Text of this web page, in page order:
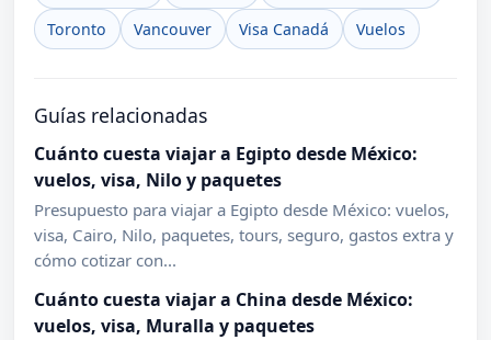
Toronto
Vancouver Visa Canadá Vuelos
Guías relacionadas
Cuánto cuesta viajar a Egipto desde México:
vuelos, visa, Nilo y paquetes
Presupuesto para viajar a Egipto desde México: vuelos,
visa, Cairo, Nilo, paquetes, tours, seguro, gastos extra y
cómo cotizar con...
Cuánto cuesta viajar a China desde México:
vuelos, visa, Muralla y paquetes